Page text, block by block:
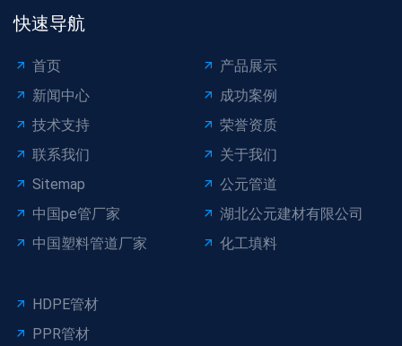
快速导航
首页
产品展示
新闻中心
成功案例
技术支持
荣誉资质
联系我们
关于我们
Sitemap
公元管道
中国pe管厂家
湖北公元建材有限公司
中国塑料管道厂家
化工填料
HDPE管材
PPR管材